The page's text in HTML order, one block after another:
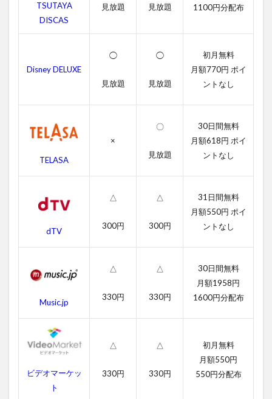
ー・
ラッ
シュ
画
動画
シュ
シュ
シュ
ラッ
シュ
品情
4.1
シュ
TSUTAYA
DISCAS
見放題 見放題
1100円分配布
Disney DELUXE
◯
見放題
◯
見放題
初月無料
月額770円 ポイ
ントなし
TELASA
×
〇
見放題
30日間無料
月額618円 ポイ
ントなし
dTV
△
300円
△
300円
31日間無料
月額550円 ポイ
ントなし
Music.jp
△
330円
△
330円
30日間無料
月額1958円
1600円分配布
ビデオマーケッ
ト
△
330円
△
330円
初月無料
月額550円
550円分配布